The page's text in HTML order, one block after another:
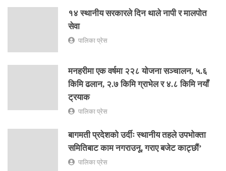
१४ स्थानीय सरकारले दिन थाले नापी र मालपोत
सेवा
पालिका प्रेस
मनहरीमा एक वर्षमा २२८ योजना सञ्चालन, ५.६
किमि ढलान, २.७ किमि ग्राभेल र ४.८ किमि नयाँ
ट्रयाक
पालिका प्रेस
बागमती प्रदेशको उर्दीः स्थानीय तहले उपभोक्ता
समितिबाट काम नगराउनू, गराए बजेट काट्छौं’
पालिका प्रेस